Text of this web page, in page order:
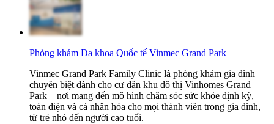
Phòng khám Đa khoa Quốc tế Vinmec Grand Park
Vinmec Grand Park Family Clinic là phòng khám gia đình
chuyên biệt dành cho cư dân khu đô thị Vinhomes Grand
Park – nơi mang đến mô hình chăm sóc sức khỏe định kỳ,
toàn diện và cá nhân hóa cho mọi thành viên trong gia đình,
từ trẻ nhỏ đến người cao tuổi.